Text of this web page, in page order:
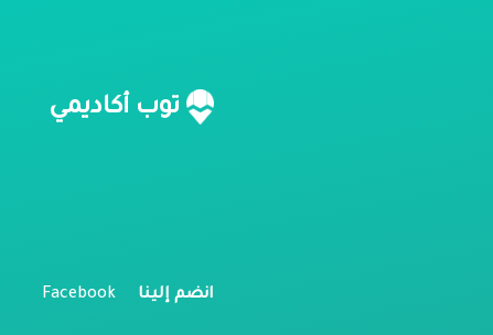
توب أكاديمي
انضم إلينا Facebook